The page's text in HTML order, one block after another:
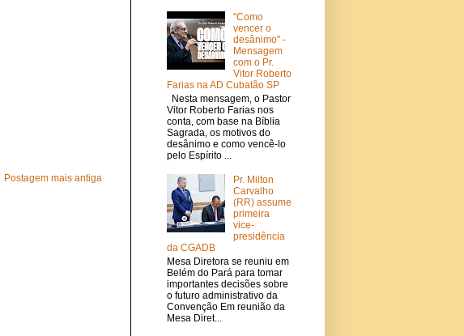
Postagem mais antiga
"Como
vencer o
desânimo" -
Mensagem
com o Pr.
Vitor Roberto
Farias na AD Cubatão SP
Nesta mensagem, o Pastor
Vitor Roberto Farias nos
conta, com base na Bíblia
Sagrada, os motivos do
desânimo e como vencê-lo
pelo Espírito ...
Pr. Milton
Carvalho
(RR) assume
primeira
vice-
presidência
da CGADB
Mesa Diretora se reuniu em
Belém do Pará para tomar
importantes decisões sobre
o futuro administrativo da
Convenção Em reunião da
Mesa Diret...